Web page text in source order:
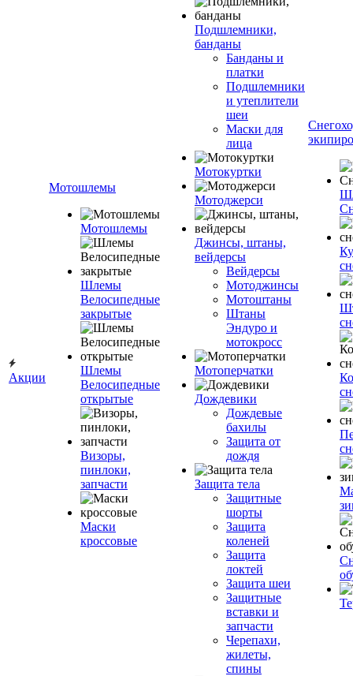
Акции
Мотошлемы
Мотошлемы
Шлемы
Велосипедные
закрытые
Шлемы
Велосипедные
открытые
Визоры,
пинлоки,
запчасти
Маски
кроссовые
Подшлемники,
банданы
Банданы и
платки
Подшлемники
и утеплители
шеи
Маски для
лица
Мотокуртки
Мотоджерси
Джинсы, штаны,
вейдерсы
Вейдерсы
Мотоджинсы
Мотоштаны
Штаны
Эндуро и
мотокросс
Мотоперчатки
Дождевики
Дождевые
бахилы
Защита от
дождя
Защита тела
Защитные
шорты
Защита
коленей
Защита
локтей
Защита шеи
Защитные
вставки и
запчасти
Черепахи,
жилеты,
спины